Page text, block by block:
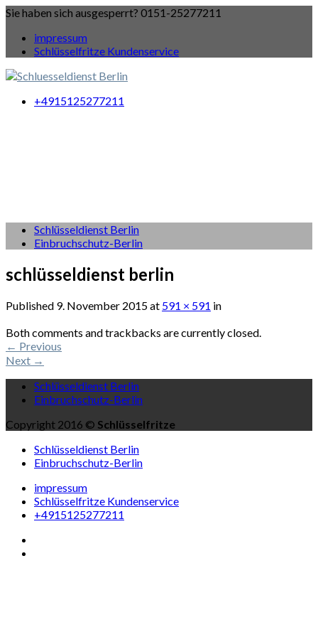
Sie haben sich ausgesperrt? 0151-25277211
impressum
Schlüsselfritze Kundenservice
+4915125277211
Schlüsseldienst Berlin
Einbruchschutz-Berlin
schlüsseldienst berlin
Published 9. November 2015at 591 × 591 in
Both comments and trackbacks are currently closed.
← Previous
Next →
Schlüsseldienst Berlin
Einbruchschutz-Berlin
Copyright 2016 © Schlüsselfritze
Schlüsseldienst Berlin
Einbruchschutz-Berlin
impressum
Schlüsselfritze Kundenservice
+4915125277211